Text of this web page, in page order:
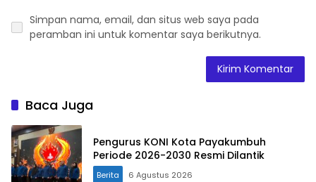
Simpan nama, email, dan situs web saya pada
peramban ini untuk komentar saya berikutnya.
Baca Juga
Pengurus KONI Kota Payakumbuh
Periode 2026-2030 Resmi Dilantik
Berita 6 Agustus 2026